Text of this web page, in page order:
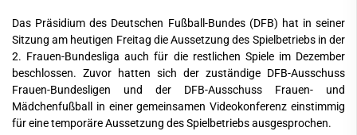
Das Präsidium des Deutschen Fußball-Bundes (DFB) hat in seiner
Sitzung am heutigen Freitag die Aussetzung des Spielbetriebs in der
2. Frauen-Bundesliga auch für die restlichen Spiele im Dezember
beschlossen. Zuvor hatten sich der zuständige DFB-Ausschuss
Frauen-Bundesligen und der DFB-Ausschuss Frauen- und
Mädchenfußball in einer gemeinsamen Videokonferenz einstimmig
für eine temporäre Aussetzung des Spielbetriebs ausgesprochen.